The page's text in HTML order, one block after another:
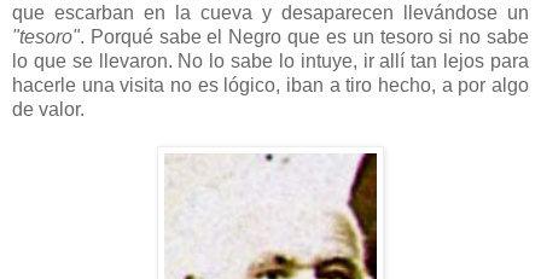
que escarban en la cueva y desaparecen llevándose un
"tesoro". Porqué sabe el Negro que es un tesoro si no sabe
lo que se llevaron. No lo sabe lo intuye, ir allí tan lejos para
hacerle una visita no es lógico, iban a tiro hecho, a por algo
de valor.